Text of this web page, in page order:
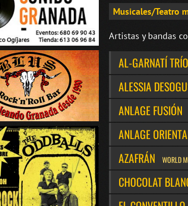
Musicales/Teatro
Artistas y bandas
AL-GARNATÍ TRÍO
ALESSIA
ANLAGE FUSIÓN
ANLAGE
AZAFRÁN WORLD
CHOCOLAT